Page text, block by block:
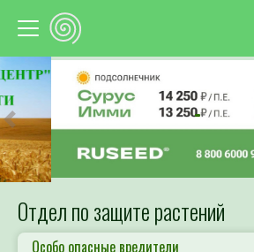
Предыдущий
Отдел по защите растений
Особо опасные вредители